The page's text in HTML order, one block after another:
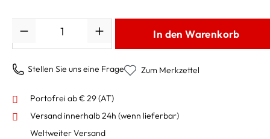
In den Warenkorb
Stellen Sie uns eine Frage Zum Merkzettel
Portofrei ab € 29 (AT)
Versand innerhalb 24h (wenn lieferbar)
Weltweiter Versand